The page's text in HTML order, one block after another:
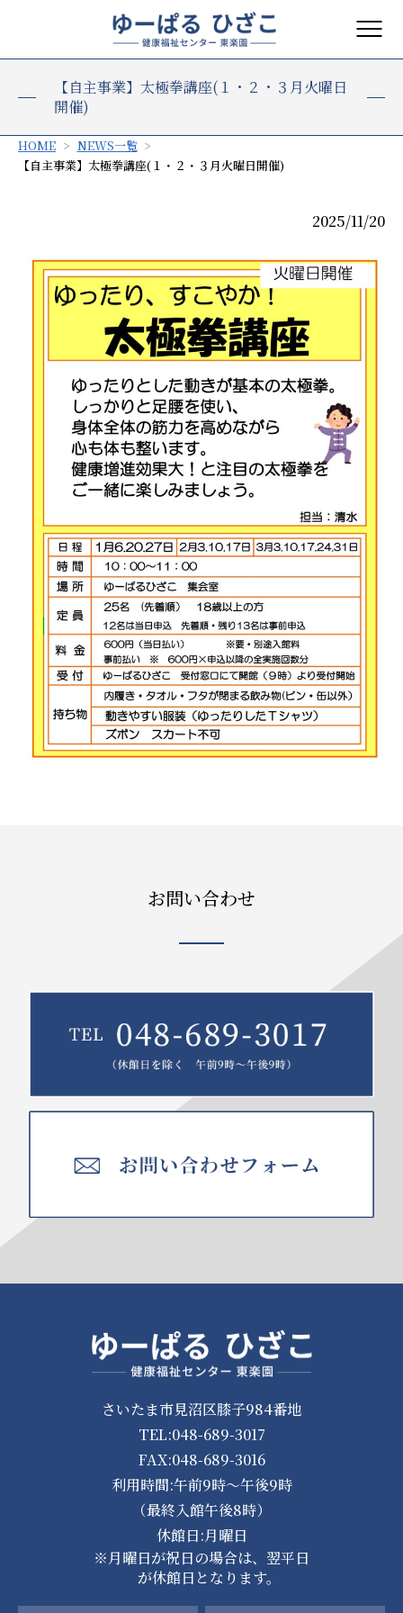
【自主事業】太極拳講座(１・２・３月火曜日
開催)
HOME
NEWS一覧
【自主事業】太極拳講座(１・２・３月火曜日開催)
2025/11/20
お問い合わせ
さいたま市見沼区膝子984番地
TEL:048-689-3017
FAX:048-689-3016
利用時間:午前9時～午後9時
（最終入館午後8時）
休館日:月曜日
※月曜日が祝日の場合は、翌平日
が休館日となります。